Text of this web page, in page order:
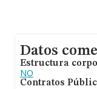
Datos
Estructura
NO
Contratos